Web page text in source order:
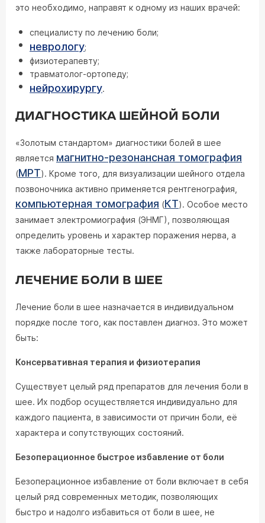
это необходимо, направят к одному из наших врачей:
специалисту по лечению боли;
неврологу;
физиотерапевту;
травматолог-ортопеду;
нейрохирургу.
ДИАГНОСТИКА ШЕЙНОЙ БОЛИ
«Золотым стандартом» диагностики болей в шее
является магнитно-резонансная томография
(МРТ). Кроме того, для визуализации шейного отдела
позвоночника активно применяется рентгенография,
компьютерная томография (КТ). Особое место
занимает электромиография (ЭНМГ), позволяющая
определить уровень и характер поражения нерва, а
также лабораторные тесты.
ЛЕЧЕНИЕ БОЛИ В ШЕЕ
Лечение боли в шее назначается в индивидуальном
порядке после того, как поставлен диагноз. Это может
быть:
Консервативная терапия и физиотерапия
Существует целый ряд препаратов для лечения боли в
шее. Их подбор осуществляется индивидуально для
каждого пациента, в зависимости от причин боли, её
характера и сопутствующих состояний.
Безоперационное быстрое избавление от боли
Безоперационное избавление от боли включает в себя
целый ряд современных методик, позволяющих
быстро и надолго избавиться от боли в шее, не